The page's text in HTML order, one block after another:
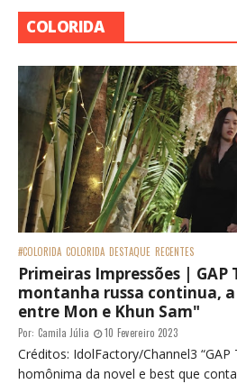
COLORIDA
#COLORIDA COLORIDA DESTAQUE RECENTES
Primeiras Impressões | GAP
montanha russa continua,
entre Mon e Khun Sam"
Por: Camila Júlia 10 Fevereiro 2023
Créditos: IdolFactory/Channel3 “GAP
homônima da novel e best que